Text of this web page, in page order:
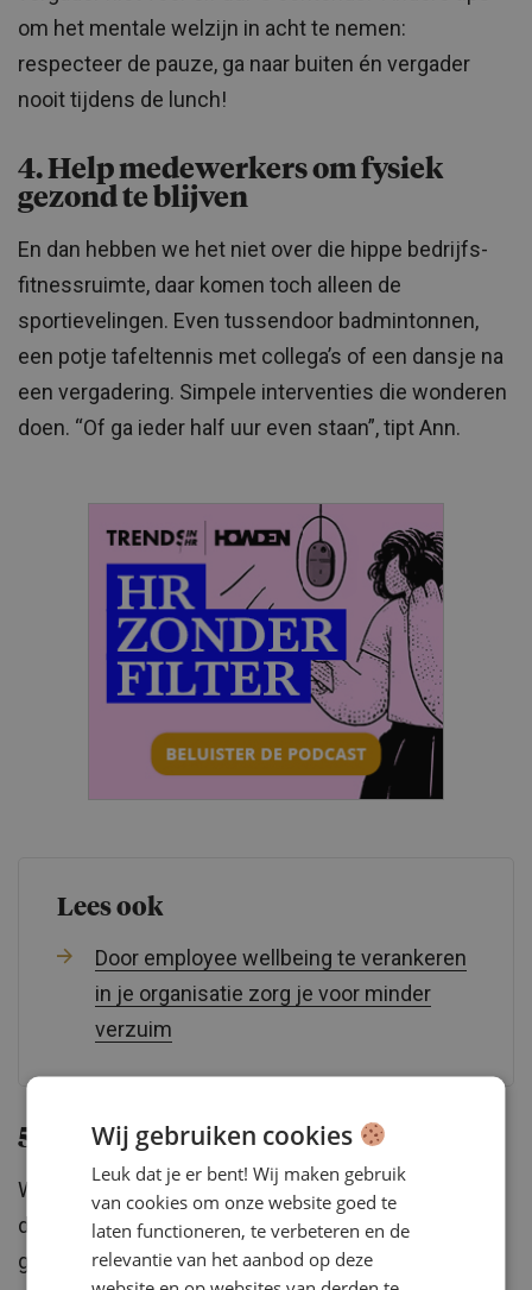
om het mentale welzijn in acht te nemen:
respecteer de pauze, ga naar buiten én vergader
nooit tijdens de lunch!
4. Help medewerkers om fysiek
gezond te blijven
En dan hebben we het niet over die hippe bedrijfs-
fitnessruimte, daar komen toch alleen de
sportievelingen. Even tussendoor badmintonnen,
een potje tafeltennis met collega’s of een dansje na
een vergadering. Simpele interventies die wonderen
doen. “Of ga ieder half uur even staan”, tipt Ann.
Lees ook
Door employee wellbeing te verankeren
in je organisatie zorg je voor minder
verzuim
5. Zorg voor positieve verbinding
We hebben verbinding gemist tijdens corona en na
de lockdown is hybride werken het nieuwe normaal
geworden. “Maar, beste manager, check je wel in
Wij gebruiken cookies
Leuk dat je er bent! Wij maken gebruik
van cookies om onze website goed te
laten functioneren, te verbeteren en de
relevantie van het aanbod op deze